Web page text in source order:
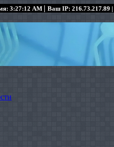
3:27:12 AM | Ваш IP: 216.73.217.89 |